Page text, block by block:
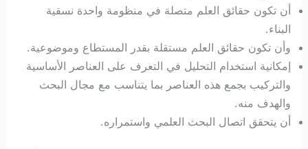
أن تكون حقائق العلم متصلة في منظومة واحدة نسقية
البناء.
وأن تكون حقائق العلم مستقلة بقدر المستطاع وموضوعية.
إمكانية استخدام التحليل في التعرف على العناصر الأساسية
والتركيب بجمع هذه العناصر بما يتناسب مع مجال البحث
والهدف منه.
أن يتحقق اتصال البحث العلمي واستمراره.